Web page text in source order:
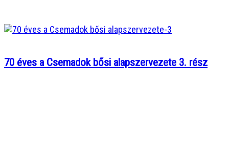
70 éves a Csemadok bősi alapszervezete 3. rész